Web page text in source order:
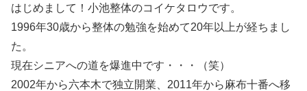
はじめまして！小池整体のコイケタロウです。
1996年30歳から整体の勉強を始めて20年以上が経ちまし
た。
現在シニアへの道を爆進中です・・・（笑）
2002年から六本木で独立開業、2011年から麻布十番へ移